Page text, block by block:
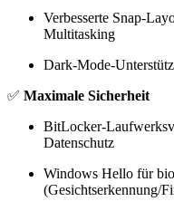
Verbesserte Snap-
Multitasking
Dark-Mode-
✅ Maximale Sicherheit
BitLocker-
Datenschutz
Windows Hello für
(Gesichtserkennung/